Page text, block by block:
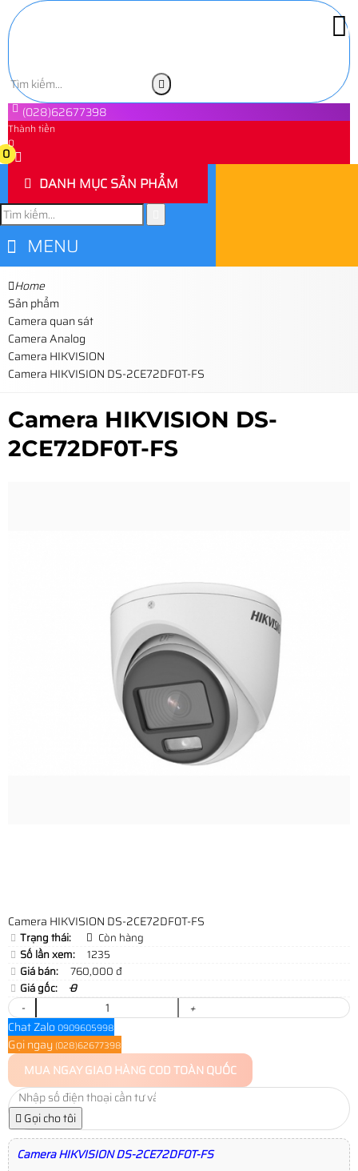
(028)62677398
Thành tiền
0
0
DANH MỤC SẢN PHẨM
MENU
Home
Sản phẩm
Camera quan sát
Camera Analog
Camera HIKVISION
Camera HIKVISION DS-2CE72DF0T-FS
Camera HIKVISION DS-
2CE72DF0T-FS
Camera HIKVISION DS-2CE72DF0T-FS
Trạng thái:
Còn hàng
Số lần xem:
1235
Giá bán:
760,000 đ
Giá gốc:
0
-
+
Chat Zalo 0909605998
Gọi ngay (028)62677398
MUA NGAYGIAO HÀNG COD TOÀN QUỐC
Gọi cho tôi
Camera HIKVISION DS-2CE72DF0T-FS